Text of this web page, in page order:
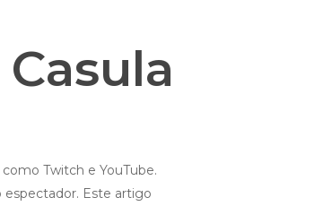
Twitch e YouTube.
espectador. Este artigo